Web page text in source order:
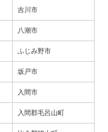
吉川市
八潮市
ふじみ野市
坂戸市
入間市
入間郡毛呂山町